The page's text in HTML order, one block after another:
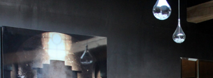
de Marne peut varier selon son concept. Un Restaurant Val de Marne apprécié peut
familial constitue un atout supplémentaire pour un Restaurant Val de Marne. L’ambiance
simple dîner en souvenir marquant. Un Restaurant Val de Marne gagne en attractivité
Restaurant Val de Marne influence immédiatement le ressenti. Un Restaurant Val de
accueil.
Un Restaurant Val de Marne peut marquer son territoire par la satisfaction qu’il procure.
les premières minutes. Le professionnalisme des serveurs soutient la qualité d’un
forces d’un Restaurant Val de Marne. Le début du repas révèle souvent la qualité d’un
détermine souvent la satisfaction dans un Restaurant Val de Marne. Un dessert réussi
Les bonnes évaluations renforcent naturellement l’attractivité d’un Restaurant Val de
l’offre d’un Restaurant Val de Marne. La flexibilité d’un Restaurant Val de Marne
contribue à la qualité perçue d’un Restaurant Val de Marne. Aux beaux jours, un